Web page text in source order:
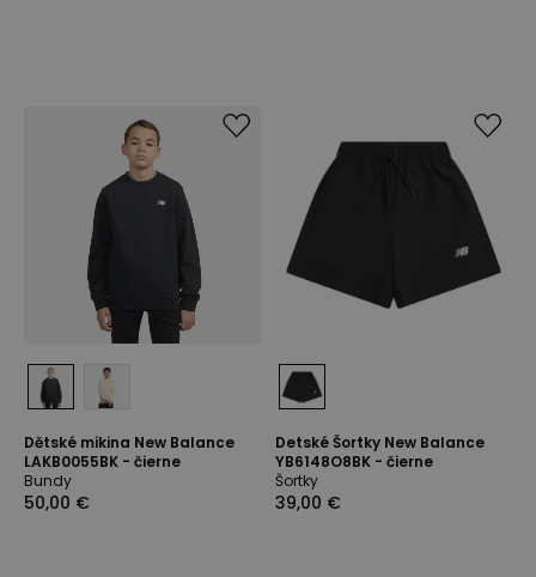
Dětské mikina New Balance
LAKB0055BK - čierne
Bundy
50,00 €
Detské Šortky New Balance
YB6148O8BK - čierne
Šortky
39,00 €